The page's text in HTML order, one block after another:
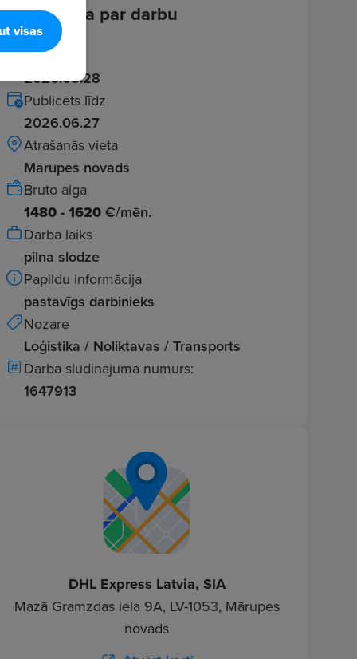
Informācija par darbu
Ievadīts
2026.05.28
Publicēts līdz
2026.06.27
Atrašanās vieta
Mārupes novads
Bruto alga
1480 - 1620 €/mēn.
Darba laiks
pilna slodze
Papildu informācija
pastāvīgs darbinieks
Nozare
Loģistika / Noliktavas / Transports
Darba sludinājuma numurs:
1647913
DHL Express Latvia, SIA
Mazā Gramzdas iela 9A, LV-1053, Mārupes
novads
visas